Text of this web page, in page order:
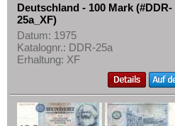
Deutschland - 100 Mark (#DDR-
25a_XF)
Datum: 1975
Katalognr.: DDR-25a
Erhaltung: XF